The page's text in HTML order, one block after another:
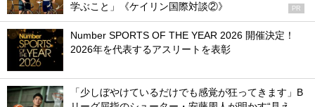
学ぶこと」《ケイリン国際対談②》
PR
Number SPORTS OF THE YEAR 2026 開催決定！
2026年を代表するアスリートを表彰
「少しぼやけているだけでも感覚が狂ってきます」B